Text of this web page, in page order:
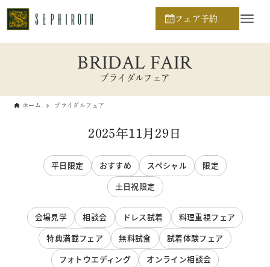
フェア予約
BRIDAL FAIR
ブライダルフェア
ホーム ブライダルフェア
2025年11月29日
平日限定 おすすめ スペシャル
限定
土日祝限定
会場見学 相談会 ドレス試着
料理重視フェア
特典満載フェア
無料試食
試着体験フェア
フォトウエディング
オンライン相談会